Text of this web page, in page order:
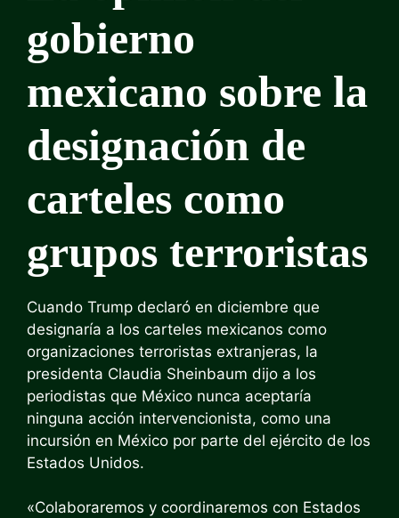
gobierno
mexicano sobre la
designación de
carteles como
grupos terroristas
Cuando Trump declaró en diciembre que
designaría a los carteles mexicanos como
organizaciones terroristas extranjeras, la
presidenta Claudia Sheinbaum dijo a los
periodistas que México nunca aceptaría
ninguna acción intervencionista, como una
incursión en México por parte del ejército de los
Estados Unidos.
«Colaboraremos y coordinaremos con Estados